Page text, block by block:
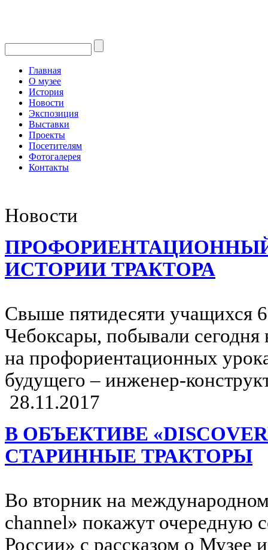
Главная
О музее
История
Новости
Экспозиция
Выставки
Проекты
Посетителям
Фотогалерея
Контакты
Новости
ИСТОРИИ ТРАКТОРА
Свыше пятидесяти учащихся
Чебоксары, побывали сегодня
на профориентационных
будущего – инженер-
28.11.2017
В ОБЪЕКТИВЕ
СТАРИННЫЕ ТРАКТОРЫ
Во вторник на
channel» покажут очередную
России» с рассказом о Музее